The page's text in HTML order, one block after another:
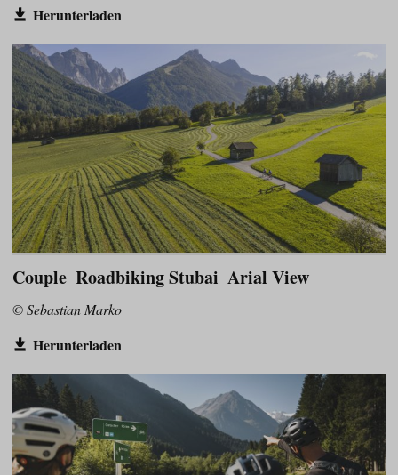
Herunterladen
Couple_Roadbiking Stubai_Arial View
© Sebastian Marko
Herunterladen